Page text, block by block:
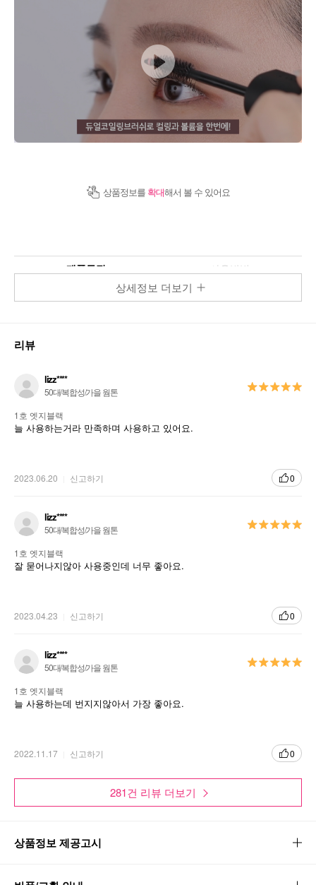
상품정보를 확대해서 볼 수 있어요
제품특징 사용방법
숨어있는 속눈썹까지 한올 한올
컬링과 볼륨을 한번에 "듀얼코일링브러쉬"
단단한 레드브러쉬로 짱짱한 컬링!
부드러운 블랙브러쉬로 한올한올 볼륨덧칠!
록 속눈썹과 밀착되어 뭉침 없이 매끈하고 길게
연출
ALL Proof, 강력한 픽싱!
상세정보 더보기
리뷰
lizz****
50대/복합성/가을 웜톤
1호 엣지블랙
늘 사용하는거라 만족하며 사용하고 있어요.
2023.06.20 신고하기 0
lizz****
50대/복합성/가을 웜톤
1호 엣지블랙
잘 묻어나지않아 사용중인데 너무 좋아요.
2023.04.23 신고하기 0
lizz****
50대/복합성/가을 웜톤
1호 엣지블랙
늘 사용하는데 번지지않아서 가장 좋아요.
2022.11.17 신고하기 0
281건 리뷰 더보기
상품정보 제공고시